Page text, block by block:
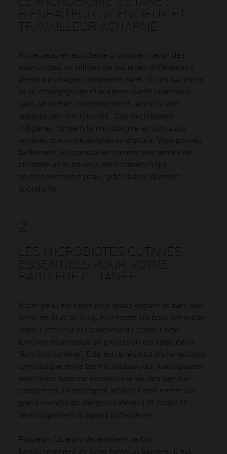
BIENFAITEUR SILENCIEUX ET
TRAVAILLEUR ACHARNÉ
Notre peau en est pleine à craquer : selon des
estimations, un million de bactéries différentes y
vivent sur chaque centimètre carré. Si ces bactéries,
virus, champignons et acariens vivent ensemble
dans un certain environnement, alors ils sont
appelés des ‘microbiotes’. Ces microbiotes
indigènes forment le microbiome et sont aussi
uniques que notre empreinte digitale. Vous pouvez
facilement les considérer comme une armée de
bienfaiteurs silencieux bien entraînés qui
soutiennent votre peau, grâce à leur diversité
abondante.
LES MICROBIOTES CUTANÉS :
ESSENTIELS POUR VOTRE
BARRIÈRE CUTANÉE
Notre peau est notre plus grand organe et avec son
poids de plus de 5 kg, elle forme un bouclier solide
entre l’intérieur et l'extérieur du corps. Cette
fonction essentielle de protection est appelée la
‘fonction barrière’. Elle est le résultat d’une relation
symbiotique entre les microbiotes qui interagissent
avec notre système immunitaire via des signaux
complexes. Ils protègent ainsi le corps contre un
grand nombre de dangers externes et contre le
développement d’agents pathogènes.
Plusieurs facteurs déterminent le bon
fonctionnement de votre fonction barrière. Il est,